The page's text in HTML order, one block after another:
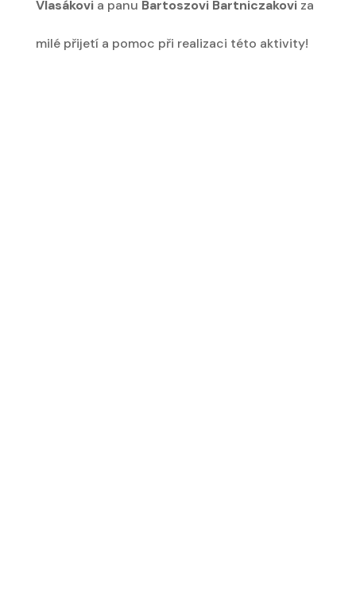
Vlasákovia panu Bartoszovi Bartniczakoviza
milé přijetí a pomoc při realizaci této aktivity!